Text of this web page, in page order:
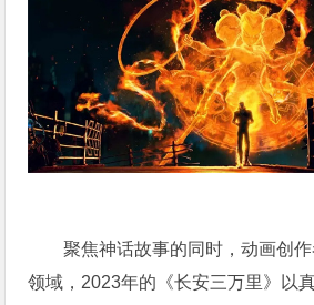
聚焦神话故事的同时，动画创
领域，2023年的《长安三万里》以